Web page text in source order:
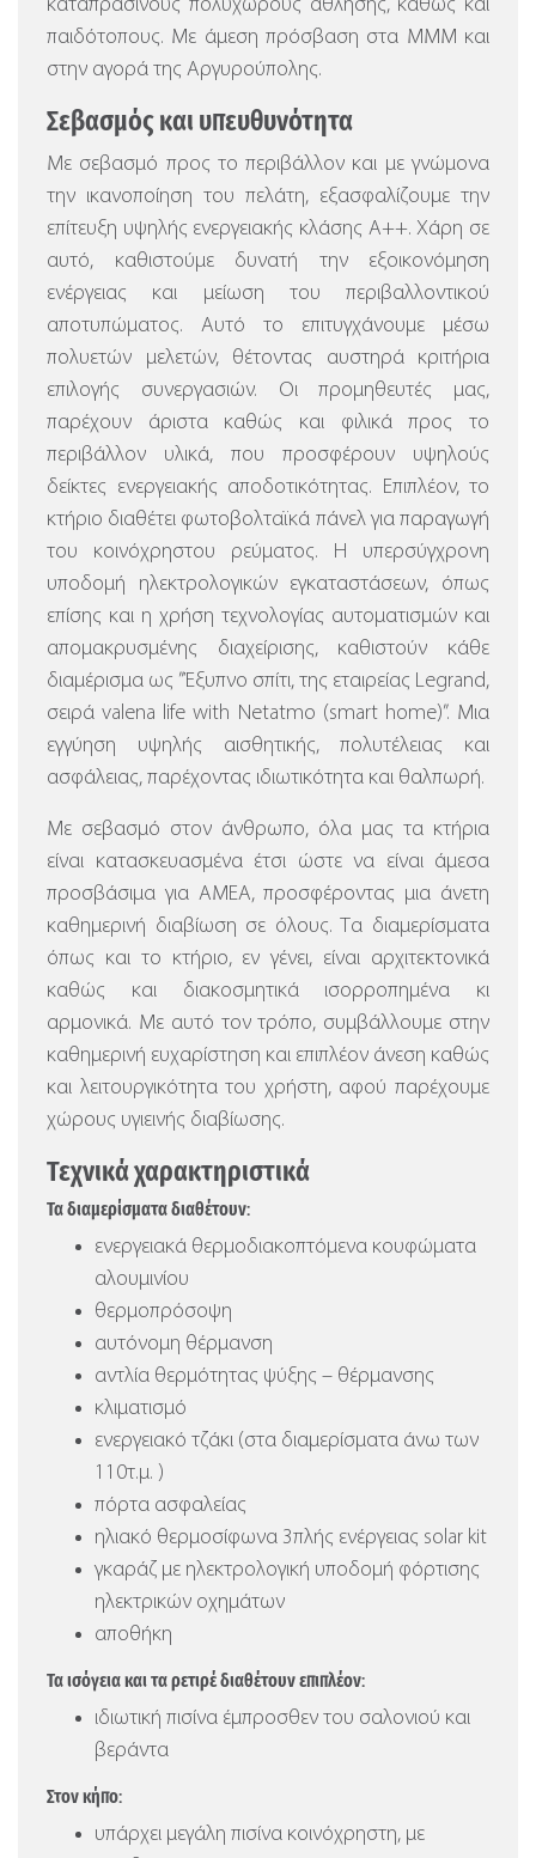
καταπράσινους πολυχώρους άθλησης, καθώς και
παιδότοπους. Με άμεση πρόσβαση στα ΜΜΜ και
στην αγορά της Αργυρούπολης.
Σεβασμός και υπευθυνότητα
Με σεβασμό προς το περιβάλλον και με γνώμονα
την ικανοποίηση του πελάτη, εξασφαλίζουμε την
επίτευξη υψηλής ενεργειακής κλάσης Α++. Χάρη σε
αυτό, καθιστούμε δυνατή την εξοικονόμηση
ενέργειας και μείωση του περιβαλλοντικού
αποτυπώματος. Αυτό το επιτυγχάνουμε μέσω
πολυετών μελετών, θέτοντας αυστηρά κριτήρια
επιλογής συνεργασιών. Οι προμηθευτές μας,
παρέχουν άριστα καθώς και φιλικά προς το
περιβάλλον υλικά, που προσφέρουν υψηλούς
δείκτες ενεργειακής αποδοτικότητας. Επιπλέον, το
κτήριο διαθέτει φωτοβολταϊκά πάνελ για παραγωγή
του κοινόχρηστου ρεύματος. Η υπερσύγχρονη
υποδομή ηλεκτρολογικών εγκαταστάσεων, όπως
επίσης και η χρήση τεχνολογίας αυτοματισμών και
απομακρυσμένης διαχείρισης, καθιστούν κάθε
διαμέρισμα ως ”Έξυπνο σπίτι, της εταιρείας Legrand,
σειρά valena life with Netatmo (smart home)”. Μια
εγγύηση υψηλής αισθητικής, πολυτέλειας και
ασφάλειας, παρέχοντας ιδιωτικότητα και θαλπωρή.
Με σεβασμό στον άνθρωπο, όλα μας τα κτήρια
είναι κατασκευασμένα έτσι ώστε να είναι άμεσα
προσβάσιμα για ΑΜΕΑ, προσφέροντας μια άνετη
καθημερινή διαβίωση σε όλους. Τα διαμερίσματα
όπως και το κτήριο, εν γένει, είναι αρχιτεκτονικά
καθώς και διακοσμητικά ισορροπημένα κι
αρμονικά. Με αυτό τον τρόπο, συμβάλλουμε στην
καθημερινή ευχαρίστηση και επιπλέον άνεση καθώς
και λειτουργικότητα του χρήστη, αφού παρέχουμε
χώρους υγιεινής διαβίωσης.
Τεχνικά χαρακτηριστικά
Τα διαμερίσματα διαθέτουν:
ενεργειακά θερμοδιακοπτόμενα κουφώματα
αλουμινίου
θερμοπρόσοψη
αυτόνομη θέρμανση
αντλία θερμότητας ψύξης – θέρμανσης
κλιματισμό
ενεργειακό τζάκι (στα διαμερίσματα άνω των
110τ.μ. )
πόρτα ασφαλείας
ηλιακό θερμοσίφωνα 3πλής ενέργειας solar kit
γκαράζ με ηλεκτρολογική υποδομή φόρτισης
ηλεκτρικών οχημάτων
αποθήκη
Τα ισόγεια και τα ρετιρέ διαθέτουν επιπλέον:
ιδιωτική πισίνα έμπροσθεν του σαλονιού και
βεράντα
Στον κήπο:
υπάρχει μεγάλη πισίνα κοινόχρηστη, με